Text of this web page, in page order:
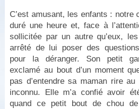
C’est amusant, les enfants : notre
duré une heure et, face à
sollicitée par un autre qu’eux,
arrêté de lui poser des
pour la déranger. Son petit
exclamé au bout d’un moment
pas d’entendre sa maman rire
inconnu. Elle m’a confié avoir
quand ce petit bout de chou de